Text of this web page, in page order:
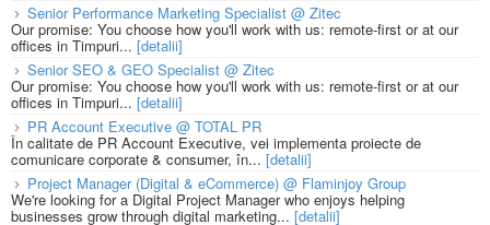
Senior Performance Marketing Specialist @ Zitec
Our promise: You choose how you'll work with us: remote-first or at our
offices in Timpuri... [detalii]
Senior SEO & GEO Specialist @ Zitec
Our promise: You choose how you'll work with us: remote-first or at our
offices in Timpuri... [detalii]
PR Account Executive @ TOTAL PR
În calitate de PR Account Executive, vei implementa proiecte de
comunicare corporate & consumer, în... [detalii]
Project Manager (Digital & eCommerce) @ Flaminjoy Group
We're looking for a Digital Project Manager who enjoys helping
businesses grow through digital marketing... [detalii]